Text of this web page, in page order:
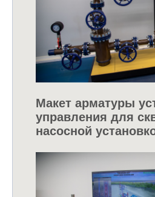
Макет арматуры
управления для
насосной